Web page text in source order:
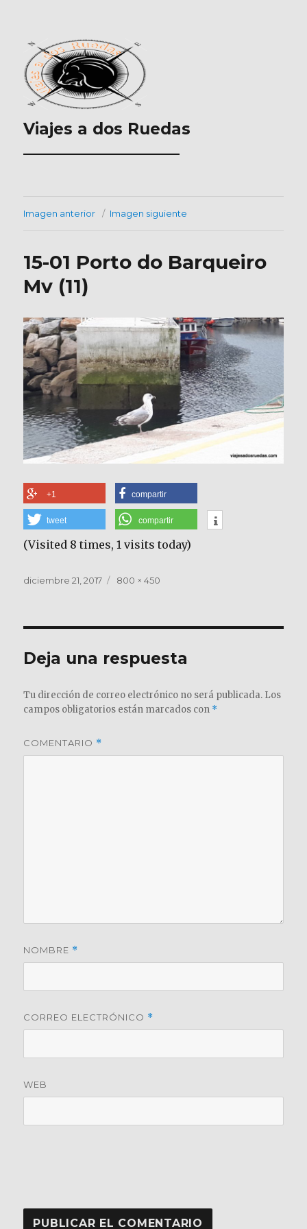
Viajes a dos Ruedas
___________________
Imagen anterior Imagen siguiente
15-01 Porto do Barqueiro
Mv (11)
+1 compartir
tweet compartir
(Visited 8 times, 1 visits today)
Publicado
diciembre 21, 2017
Tamaño
800 × 450
Deja una respuesta
Tu dirección de correo electrónico no será publicada. Los
campos obligatorios están marcados con *
COMENTARIO *
NOMBRE *
CORREO ELECTRÓNICO *
WEB